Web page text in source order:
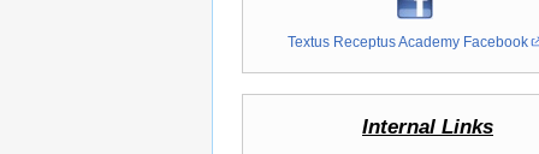
Textus Receptus Academy Facebook
Internal Links